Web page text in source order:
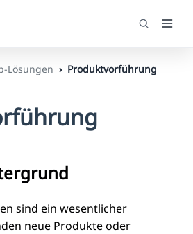
Lösungen Produktvorführung
sind ein wesentlicher
neue Produkte oder